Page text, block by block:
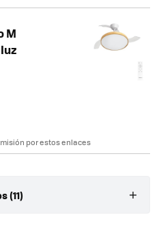
M
por estos enlaces
(11)